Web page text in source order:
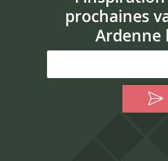
prochaines
Ardenne